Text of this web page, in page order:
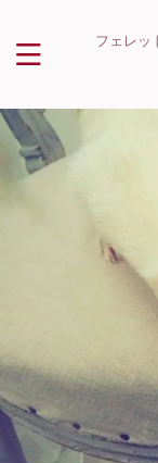
フェレッ